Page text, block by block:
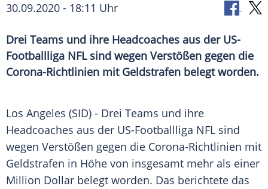
30.09.2020 - 18:11 Uhr
Drei Teams und ihre Headcoaches aus der US-
Footballliga NFL sind wegen Verstößen gegen die
Corona-Richtlinien mit Geldstrafen belegt worden.
Los Angeles (SID) - Drei Teams und ihre
Headcoaches aus der US-Footballliga NFL sind
wegen Verstößen gegen die Corona-Richtlinien mit
Geldstrafen in Höhe von insgesamt mehr als einer
Million Dollar belegt worden. Das berichtete das